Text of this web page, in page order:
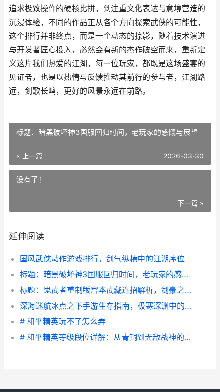
追求极致操作的硬核比拼，到注重文化表达与意境营造的
沉浸体验，不同的作品正从各个方向探索武侠的可能性，
这个排行并非终点，而是一个动态的掠影，随着技术演进
与开发者匠心投入，必然会有新的杰作破空而来，重新定
义这片我们热爱的江湖，每一位玩家，都既是这场盛宴的
见证者，也是以热情与反馈推动其前行的参与者，江湖路
远，剑歌长鸣，更好的风景永远在前路。
标题：暗黑破坏神3国服回归时间，老玩家的感慨与展望
« 上一篇 2026-03-30
没有了！
下一篇 »
延伸阅读
国风武侠动作游戏排行，剑气纵横中的江湖序位
标题：暗黑破坏神3国服回归时间，老玩家的感慨与展望
标题：鬼武者重制版宫本武藏连招解析，剑豪之技的极致演绎
深海迷航冰点之下手游生存指南，极寒深渊中的求生艺术
# 和平精英玩不了怎么弄
# 和平精英等级段位详解：从青铜到无敌战神的成长之路